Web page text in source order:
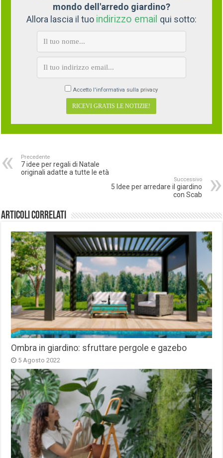
mondo dell'arredo giardino?
Allora lascia il tuo indirizzo email qui sotto:
Accetto l'informativa sulla privacy
Precedente
7 idee per regali di Natale
originali adatte a tutte le età
Successivo
5 Idee per arredare il giardino
con Scab
Articoli correlati
Ombra in giardino: sfruttare pergole e gazebo
5 Agosto 2022